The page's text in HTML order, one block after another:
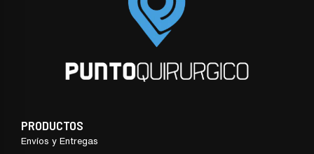
PRODUCTOS
Envíos y Entregas